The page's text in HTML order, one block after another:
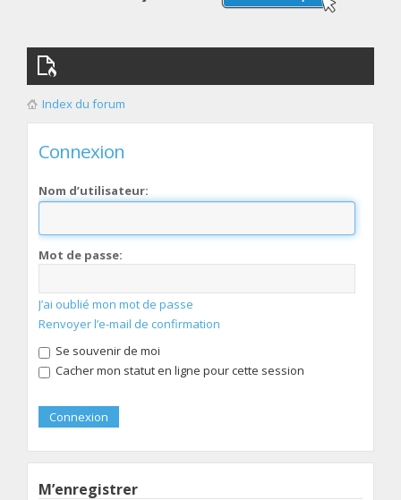
Qui sommes nous
Les membres
Index du forum
Connexion
Nom d’utilisateur:
Mot de passe:
J’ai oublié mon mot de passe
Renvoyer l’e-mail de confirmation
Se souvenir de moi
Cacher mon statut en ligne pour cette session
M’enregistrer